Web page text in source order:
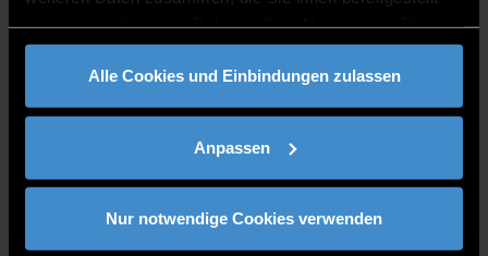
gesammelt haben.
Alle Cookies und Einbindungen zulassen
Anpassen
Nur notwendige Cookies verwenden
MBA General Management